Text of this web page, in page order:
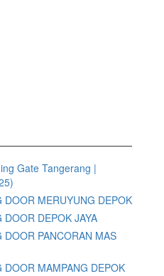
Gate Tangerang |
MERUYUNG DEPOK
DEPOK JAYA
PANCORAN MAS
MAMPANG DEPOK